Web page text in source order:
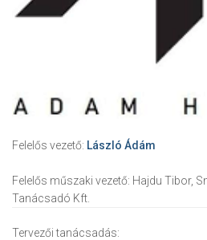
Felelős vezető: László Ádám
Felelős műszaki vezető: Hajdu Tibor,
Tanácsadó Kft.
Tervezői tanácsadás: